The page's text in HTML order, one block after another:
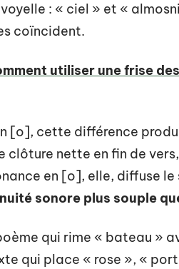
: « ciel » et «
coïncident.
utiliser une frise
[o], cette différence
clôture nette en fin de
en [o], elle, diffuse
sonore plus souple
qui rime « bateau »
qui place « rose », «